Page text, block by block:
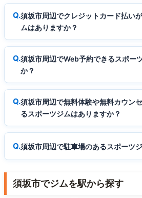
須坂市周辺でクレジットカード払い
ムはありますか？
須坂市周辺でWeb予約できるスポー
か？
須坂市周辺で無料体験や無料カウン
るスポーツジムはありますか？
須坂市周辺で駐車場のあるスポーツ
須坂市でジムを駅から探す